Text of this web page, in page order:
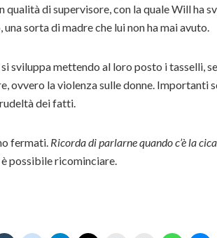
qualità di supervisore, con la quale Will ha
sorta di madre che lui non ha mai avuto.
sviluppa mettendo al loro posto i tasselli,
ovvero la violenza sulle donne. Importanti
dei fatti.
fermati. Ricorda di parlarne quando c’è la
possibile ricominciare.